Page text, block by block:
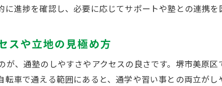
塾選びを通じて学力アップを実
塾のサポート体制が学力向
保護者ができる塾活用の具
に進捗を確認し、必要に応じてサポートや塾との連携
スや立地の見極め方
が、通塾のしやすさやアクセスの良さです。堺市美原
転車で通える範囲にあると、通学や習い事との両立がし